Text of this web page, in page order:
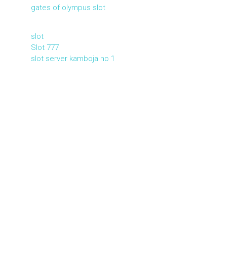
gates of olympus slot
slot
Slot 777
slot server kamboja no 1